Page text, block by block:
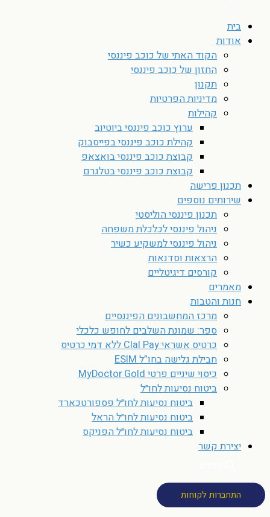
בית
אודות
הקוד האתי של כוכב פיננסי
החזון של כוכב פיננסי
תקנון
מדיניות הפרטיות
קהילות
ערוץ כוכב פיננסי ביוטיוב
קהילת כוכב פיננסי בפייסבוק
קבוצת כוכב פיננסי בואצאפ
קבוצת כוכב פיננסי בטלגרם
תכנון פרישה
שירותים נוספים
תכנון פיננסי הוליסטי
ניהול פיננסי לכלכלת משפחה
ניהול פיננסי למשקיע כשיר
הרצאות וסדנאות
קורסים דיגיטליים
מאמרים
חנות והטבות
מרכז המחשבונים הפיננסיים
ספר: שמונת השלבים לחופש כלכלי
כרטיס אשראי Clal Pay ללא דמי כרטיס
חבילת גלישה בחו”ל ESIM
כיסוי שיניים פרטי MyDoctor Gold
ביטוח נסיעות לחו״ל
ביטוח נסיעות לחו״ל פספורטכארד
ביטוח נסיעות לחו״ל הראל
ביטוח נסיעות לחו״ל הפניקס
יצירת קשר
התחברות לקוחות